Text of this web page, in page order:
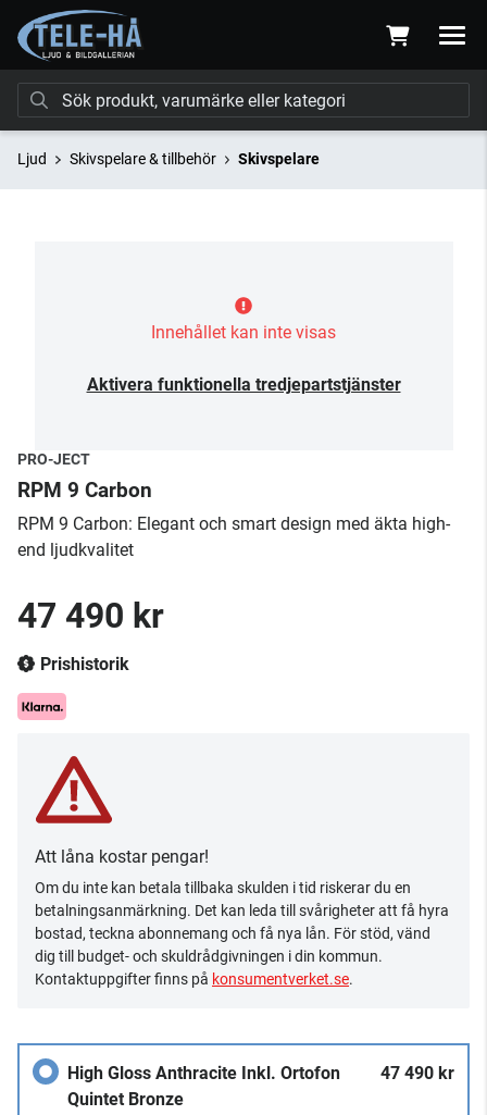
Ljud Skivspelare & tillbehör Skivspelare
Innehållet kan inte visas
Aktivera funktionella tredjepartstjänster
PRO-JECT
RPM 9 Carbon
RPM 9 Carbon: Elegant och smart design med äkta high-
end ljudkvalitet
47 490 kr
Prishistorik
Att låna kostar pengar!
Om du inte kan betala tillbaka skulden i tid riskerar du en
betalningsanmärkning. Det kan leda till svårigheter att få hyra
bostad, teckna abonnemang och få nya lån. För stöd, vänd
dig till budget- och skuldrådgivningen i din kommun.
Kontaktuppgifter finns på konsumentverket.se.
High Gloss Anthracite Inkl. Ortofon
Quintet Bronze
47 490 kr